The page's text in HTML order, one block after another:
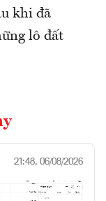
khi đã
lô đất
21:48, 06/08/2026